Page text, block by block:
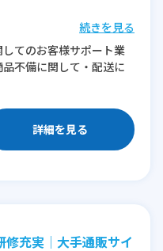
続きを見る
してのお客様サポート業
不備に関して・配送に
詳細を見る
充実│大手通販サイ